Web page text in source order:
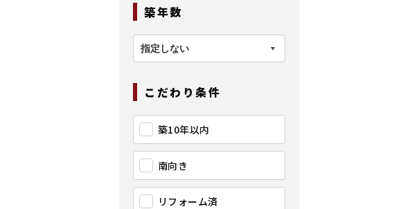
築年数
こだわり条件
築10年以内
南向き
リフォーム済